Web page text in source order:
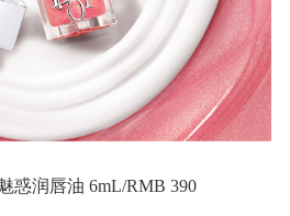
惑润唇油 6mL/RMB 390